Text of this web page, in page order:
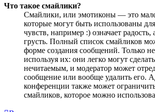
Что такое смайлики?
Смайлики, или эмотиконы — это
которые могут быть использованы
чувств, например :) означает радость,
грусть. Полный список смайликов
форме создания сообщений. Только не
используя их: они легко могут
нечитаемым, и модератор может
сообщение или вообще удалить его.
конференции также может
смайликов, которое можно